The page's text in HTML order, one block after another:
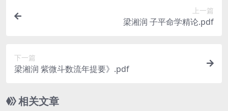
上一篇
梁湘润 子平命学精论.pdf
下一篇
梁湘润 紫微斗数流年提要》.pdf
相关文章